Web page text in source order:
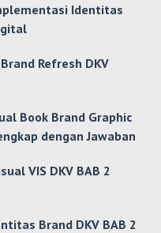
Identitas
Refresh DKV
Book Brand Graphic
dengan Jawaban
VIS DKV BAB 2
Brand DKV BAB 2